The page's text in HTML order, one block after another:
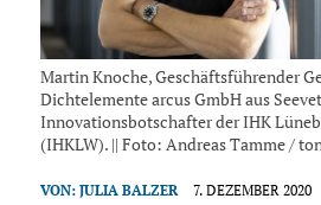
Martin Knoche, Geschäftsführender
Dichtelemente arcus GmbH aus
Innovationsbotschafter der IHK
(IHKLW). || Foto: Andreas Tamme /
VON: JULIA BALZER 7. DEZEMBER 2020